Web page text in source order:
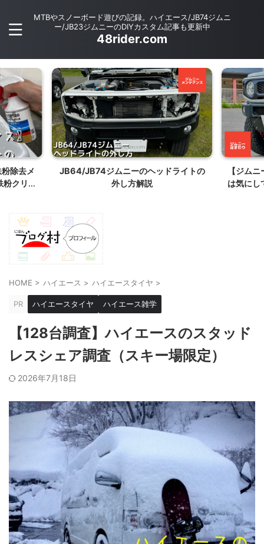
MTBやスノーボード遊びの記録。ハイエース/JB74ジムニ
ー/JB23ジムニーのDIYカスタム記事も更新中
48rider.com
イトの
【ジムニーカスタム】ホイールのリム幅
は気にしてますか？リム幅違いによる性
JB64/
HOME > ハイエース > ハイエースタイヤ >
PR ハイエースタイヤ ハイエース雑学
【128台調査】ハイエースのスタッド
レスシェア調査（スキー場限定）
2026年7月18日